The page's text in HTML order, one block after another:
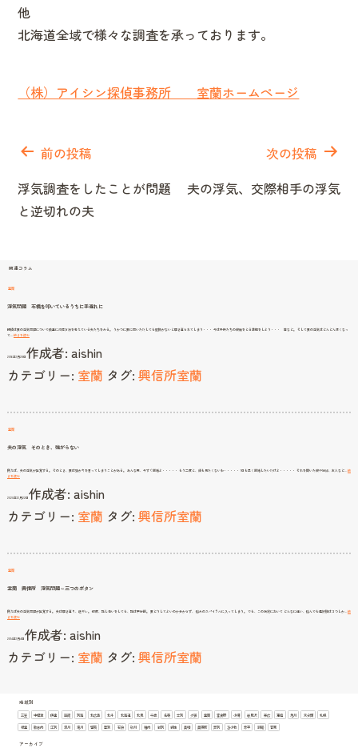
他
北海道全域で様々な調査を承っております。
（株）アイシン探偵事務所 室蘭ホームページ
稿
ビ
ゲ
ン
前の投稿
浮気調査をしたことが問題
と逆切れの夫
次の投稿
夫の浮気、交際相手の浮気
関連コラム
室蘭
浮気問題 石橋を叩いているうちに手遅れに
探偵は妻の浮気問題について慎重に対応方法を考えている夫たちをみる。 うかつに妻に問いただしても証拠がないと開き直られてしまう・・・ 今は子供たちの親権をとる準備をしよう・・・ 等など。 そして妻の浮気はどんどん深くなっ
て…続きを読む浮
題
叩
に
2016年1月28日作成者: aishin
カテゴリー: 室蘭 タグ: 興信所室蘭
室蘭
夫の浮気 そのとき、強がらない
例えば、夫の浮気が発覚する。 そのとき、妻は強がりを言ってしまうことがある。 あんな男、今すぐ離婚よ・・・・・ もう二度と、顔も見たくないわ・・・・・ 1日も早く離婚したいだけよ・・・・・ それを聞いた親や姉妹、友人など…続
きを読む夫
そ
き、
2020年12月22日作成者: aishin
カテゴリー: 室蘭 タグ: 興信所室蘭
室蘭
室蘭 興信所 浮気問題～三つのボタン
例えば夫の浮気問題が発覚する。 夫は開き直り、逆ギレ。 何度、話し合いをしても、話は平行線。 妻どうしてよいのか分からず、 悩みのスパイラルに入ってしまう。 でも、この状況において どんなに迷い、悩んでも選択肢は３つしか… 続
きを読む室
所
ン
2014年1月4日作成者: aishin
カテゴリー: 室蘭 タグ: 興信所室蘭
地域別
三笠 中標津 伊達 函館 別海 北広島 北斗 北海道 北見 千歳 名寄 士別 夕張 室蘭 富良野 小樽 岩見沢 帯広 恵庭 旭川 未分類 札幌
根室 歌志内 江別 深川 滝川 留萌 登別 石狩 砂川 稚内 紋別 網走 美唄 美瑛町 芦別 苫小牧 赤平 釧路 音更
アーカイブ